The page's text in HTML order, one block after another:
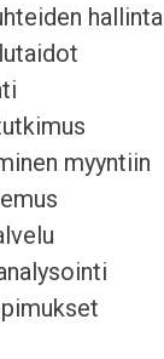
hallinta
myyntiin